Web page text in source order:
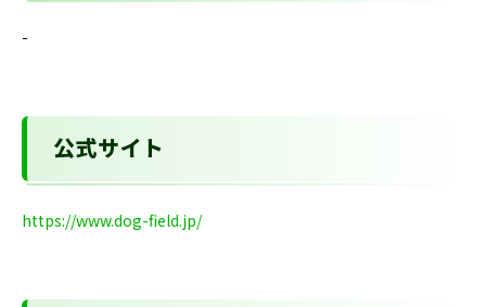
-
公式サイト
https://www.dog-field.jp/